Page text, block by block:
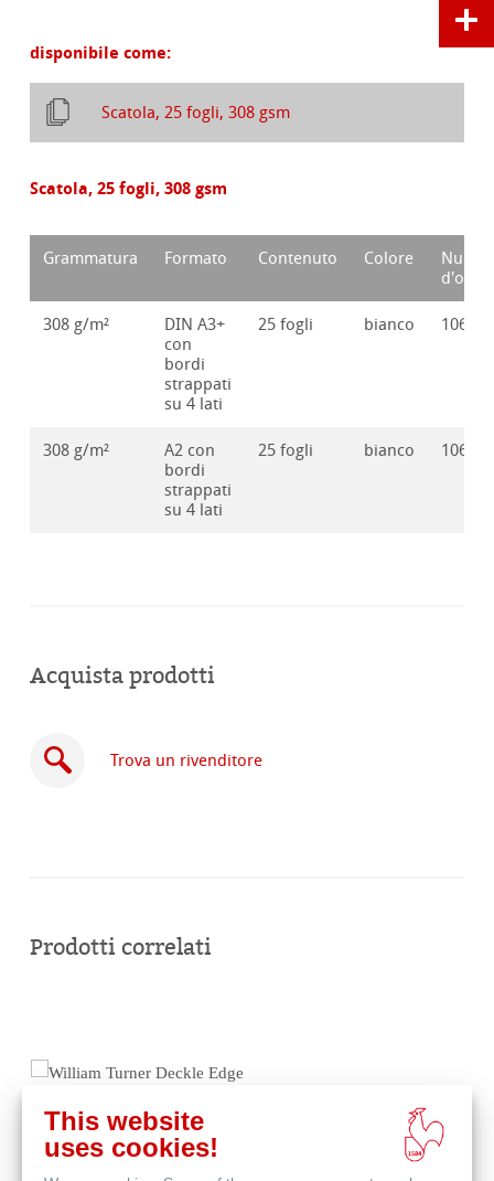
disponibile come:
Scatola, 25 fogli, 308 gsm
Scatola, 25 fogli, 308 gsm
Grammatura Formato Contenuto Colore
308 g/m²
DIN A3+
con
bordi
strappati
su 4 lati
25 fogli bianco
308 g/m²
A2 con
bordi
strappati
su 4 lati
25 fogli bianco
Acquista prodotti
Trova un rivenditore
Prodotti correlati
This website
uses cookies!